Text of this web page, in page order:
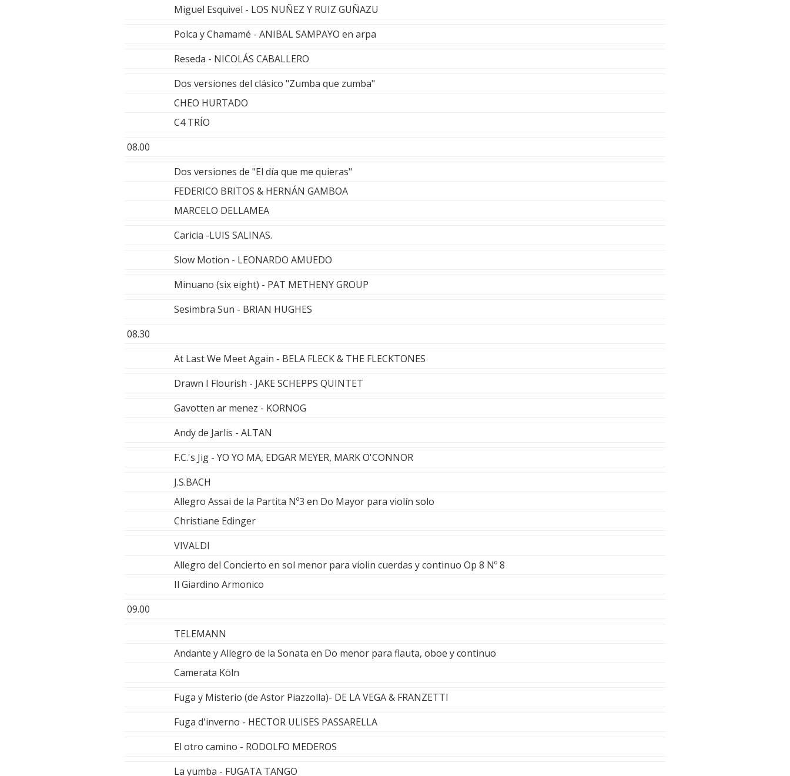
Miguel Esquivel - LOS NUÑEZ Y RUIZ GUÑAZU
Polca y Chamamé - ANIBAL SAMPAYO en arpa
Reseda - NICOLÁS CABALLERO
Dos versiones del clásico "Zumba que zumba"
CHEO HURTADO
C4 TRÍO
08.00
Dos versiones de "El día que me quieras"
FEDERICO BRITOS & HERNÁN GAMBOA
MARCELO DELLAMEA
Caricia -LUIS SALINAS.
Slow Motion - LEONARDO AMUEDO
Minuano (six eight) - PAT METHENY GROUP
Sesimbra Sun - BRIAN HUGHES
08.30
At Last We Meet Again - BELA FLECK & THE FLECKTONES
Drawn I Flourish - JAKE SCHEPPS QUINTET
Gavotten ar menez - KORNOG
Andy de Jarlis - ALTAN
F.C.'s Jig - YO YO MA, EDGAR MEYER, MARK O'CONNOR
J.S.BACH
Allegro Assai de la Partita Nº3 en Do Mayor para violín solo
Christiane Edinger
VIVALDI
Allegro del Concierto en sol menor para violin cuerdas y continuo Op 8 Nº 8
Il Giardino Armonico
09.00
TELEMANN
Andante y Allegro de la Sonata en Do menor para flauta, oboe y continuo
Camerata Köln
Fuga y Misterio (de Astor Piazzolla)- DE LA VEGA & FRANZETTI
Fuga d'inverno - HECTOR ULISES PASSARELLA
El otro camino - RODOLFO MEDEROS
La yumba - FUGATA TANGO